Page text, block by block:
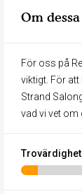
Om
För oss på
viktigt. För
Strand
vad vi vet
Trovärdighet